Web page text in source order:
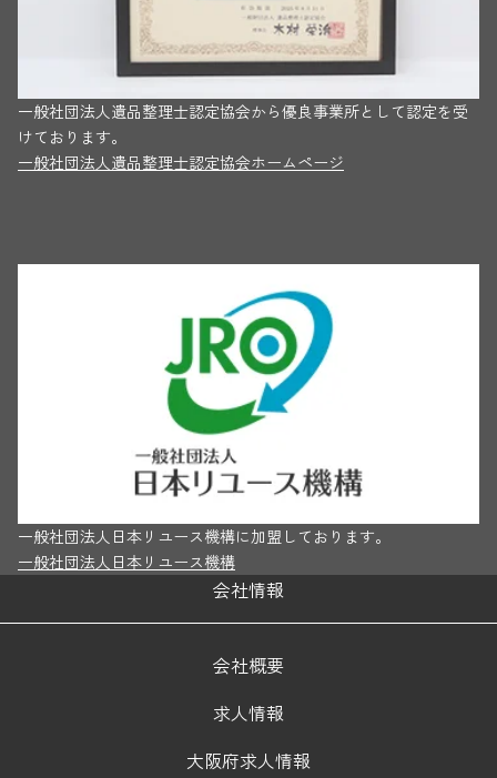
一般社団法人遺品整理士認定協会から優良事業所として認定を受
けております。
一般社団法人遺品整理士認定協会ホームページ
一般社団法人日本リユース機構に加盟しております。
一般社団法人日本リユース機構
会社情報
会社概要
求人情報
大阪府求人情報